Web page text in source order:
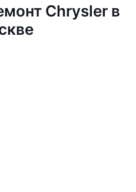
Chrysler в